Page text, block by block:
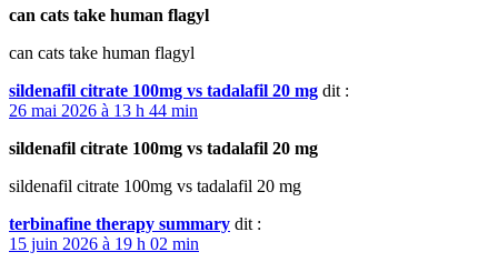
can cats take human flagyl
can cats take human flagyl
sildenafil citrate 100mg vs tadalafil 20 mg dit :
26 mai 2026 à 13 h 44 min
sildenafil citrate 100mg vs tadalafil 20 mg
sildenafil citrate 100mg vs tadalafil 20 mg
terbinafine therapy summary dit :
15 juin 2026 à 19 h 02 min